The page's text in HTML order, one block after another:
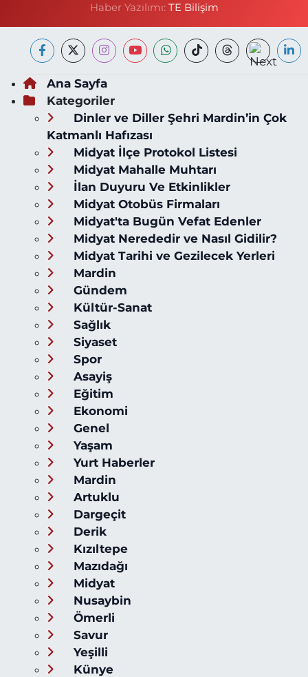
Haber Yazılımı: TE Bilişim
Ana Sayfa
Kategoriler
Dinler ve Diller Şehri Mardin’in Çok
Katmanlı Hafızası
Midyat İlçe Protokol Listesi
Midyat Mahalle Muhtarı
İlan Duyuru Ve Etkinlikler
Midyat Otobüs Firmaları
Midyat'ta Bugün Vefat Edenler
Midyat Nerededir ve Nasıl Gidilir?
Midyat Tarihi ve Gezilecek Yerleri
Mardin
Gündem
Kültür-Sanat
Sağlık
Siyaset
Spor
Asayiş
Eğitim
Ekonomi
Genel
Yaşam
Yurt Haberler
Mardin
Artuklu
Dargeçit
Derik
Kızıltepe
Mazıdağı
Midyat
Nusaybin
Ömerli
Savur
Yeşilli
Künye